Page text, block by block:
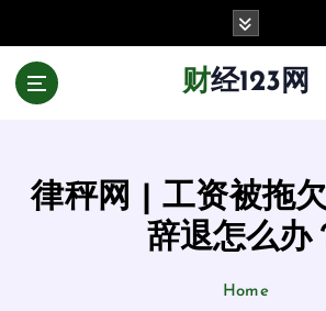
财经123网
律秤网 | 工资被拖
辞退怎么办
Home